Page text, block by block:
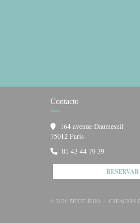
Contacto
164 avenue Daumesnil
75012 Paris((abre en una nueva
01 43 44 79 39
© 2026 BEYIT JEDO — CREACIÓN